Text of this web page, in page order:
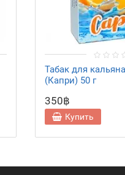
Табак для
(Капри) 50 г
350฿
Купить